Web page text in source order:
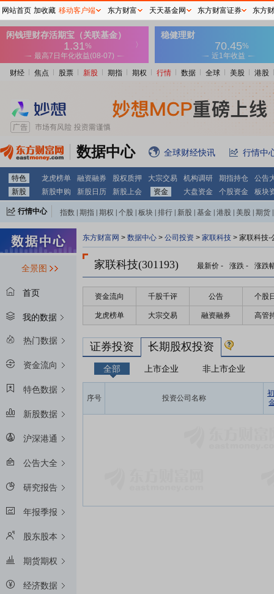
财经 焦点 股票 新股 期指 期权 行情 数据 全球 美股 港股
数据中心 全球财经快讯 行情中
特色 龙虎榜单 融资融券 股权质押 大宗交易 机构调研 期指持仓
公告
新股
新股申购 新股日历 新股上会 资金 大盘资金 个股资金 板块
行情中心 指数 期指 期权 个股 板块 排行 新股 基金 港股 美股 期货
全景图
首页
我的数据
热门数据
资金流向
特色数据
新股数据
沪深港通
公告大全
研究报告
年报季报
股东股本
期货期权
经济数据
东方财富网 > 数据中心 > 公司投资 > 家联科技 > 家联科技-
家联科技(301193) 最新价 - 涨跌 - 涨跌
资金流向 千股千评 公告 个股
龙虎榜单 大宗交易 融资融券 高管
证券投资 长期股权投资
全部 上市企业 非上市企业
序号 投资公司名称
网站首页 加收藏 移动客户端 东方财富 天天基金网 东方财富证券 东方